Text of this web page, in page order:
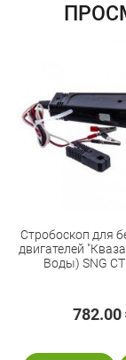
Стробоскоп для
двигателей
Воды) SNG
782.00